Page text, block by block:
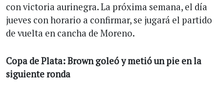
con victoria aurinegra. La próxima semana, el día
jueves con horario a confirmar, se jugará el partido
de vuelta en cancha de Moreno.
Copa de Plata: Brown goleó y metió un pie en la
siguiente ronda